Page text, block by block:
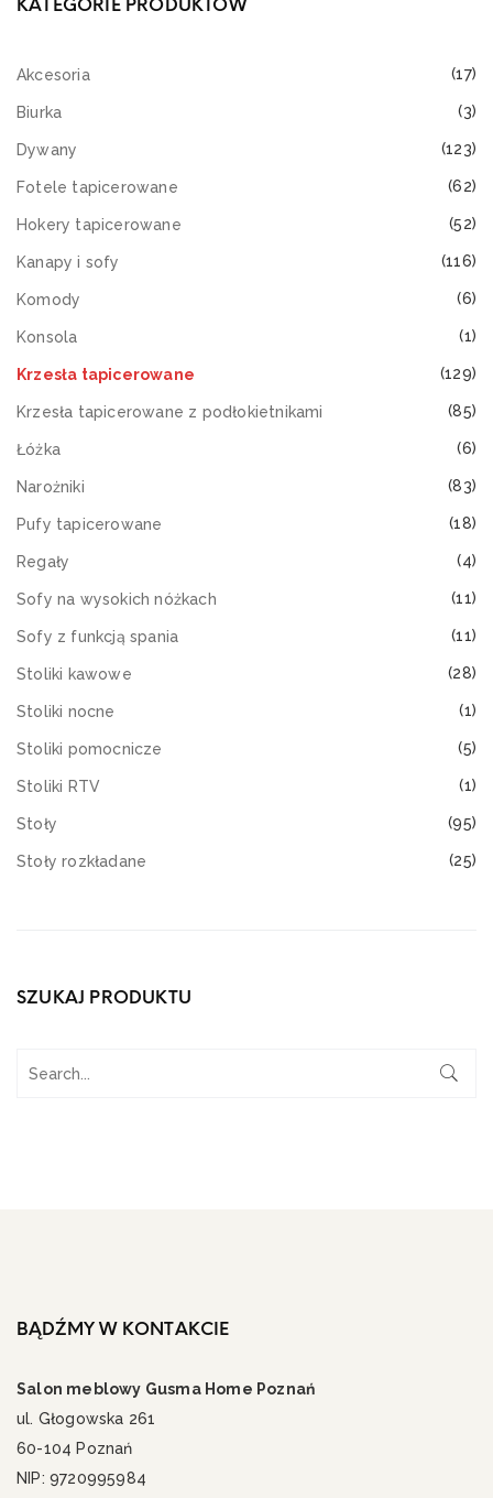
KATEGORIE PRODUKTÓW
Akcesoria (17)
Biurka (3)
Dywany (123)
Fotele tapicerowane (62)
Hokery tapicerowane (52)
Kanapy i sofy (116)
Komody (6)
Konsola (1)
Krzesła tapicerowane (129)
Krzesła tapicerowane z podłokietnikami (85)
Łóżka (6)
Narożniki (83)
Pufy tapicerowane (18)
Regały (4)
Sofy na wysokich nóżkach (11)
Sofy z funkcją spania (11)
Stoliki kawowe (28)
Stoliki nocne (1)
Stoliki pomocnicze (5)
Stoliki RTV (1)
Stoły (95)
Stoły rozkładane (25)
SZUKAJ PRODUKTU
BĄDŹMY W KONTAKCIE
Salon meblowy Gusma Home Poznań
ul. Głogowska 261
60-104 Poznań
NIP: 9720995984